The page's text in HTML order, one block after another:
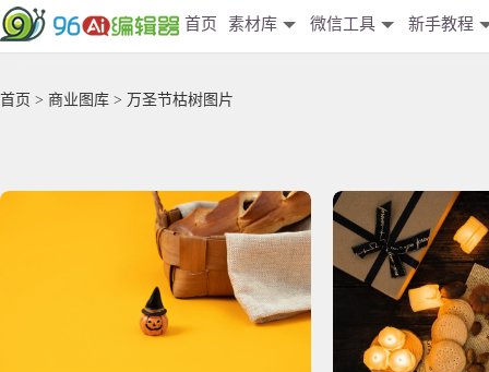
首页 素材库 微信工具 新手教程
首页 > 商业图库 > 万圣节枯树图片